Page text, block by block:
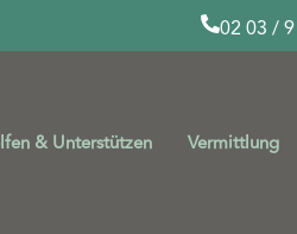
02 03 /
& Unterstützen Vermittlung